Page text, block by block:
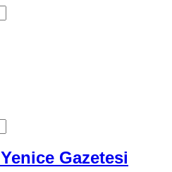
Yenice Gazetesi